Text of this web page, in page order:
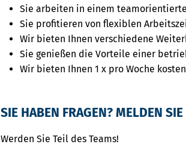
Sie arbeiten in einem
Sie profitieren von flexiblen
Wir bieten Ihnen verschiedene
Sie genießen die Vorteile einer
Wir bieten Ihnen 1 x pro Woche
SIE HABEN FRAGEN? MELDEN
Werden Sie Teil des Teams!